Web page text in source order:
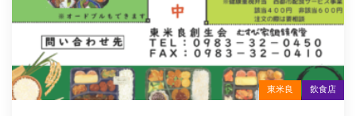
東米良 飲食店